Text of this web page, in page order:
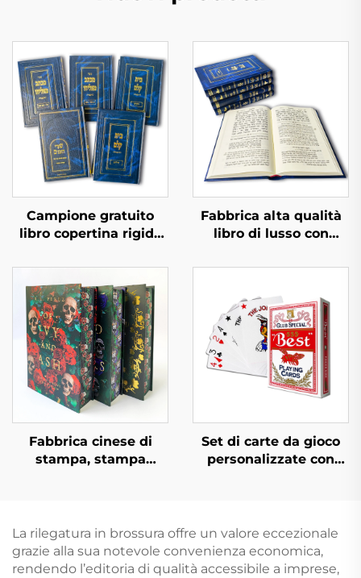
Campione gratuito
libro copertina rigida
rapidi stampa libri in
bulk set di libri
personalizzati con
copertina rigida
servizio di stampa
Fabbrica alta qualità
libro di lusso con
con stampa a foglia
servizio di stampa
libro copertina rigida
Fabbrica cinese di
stampa, stampa
stampa ecologica con
sovracoperta
Set di carte da gioco
personalizzate con
intrattenimento poker
con scatola
La rilegatura in brossura offre un valore eccezionale
grazie alla sua notevole convenienza economica,
rendendo l’editoria di qualità accessibile a imprese,